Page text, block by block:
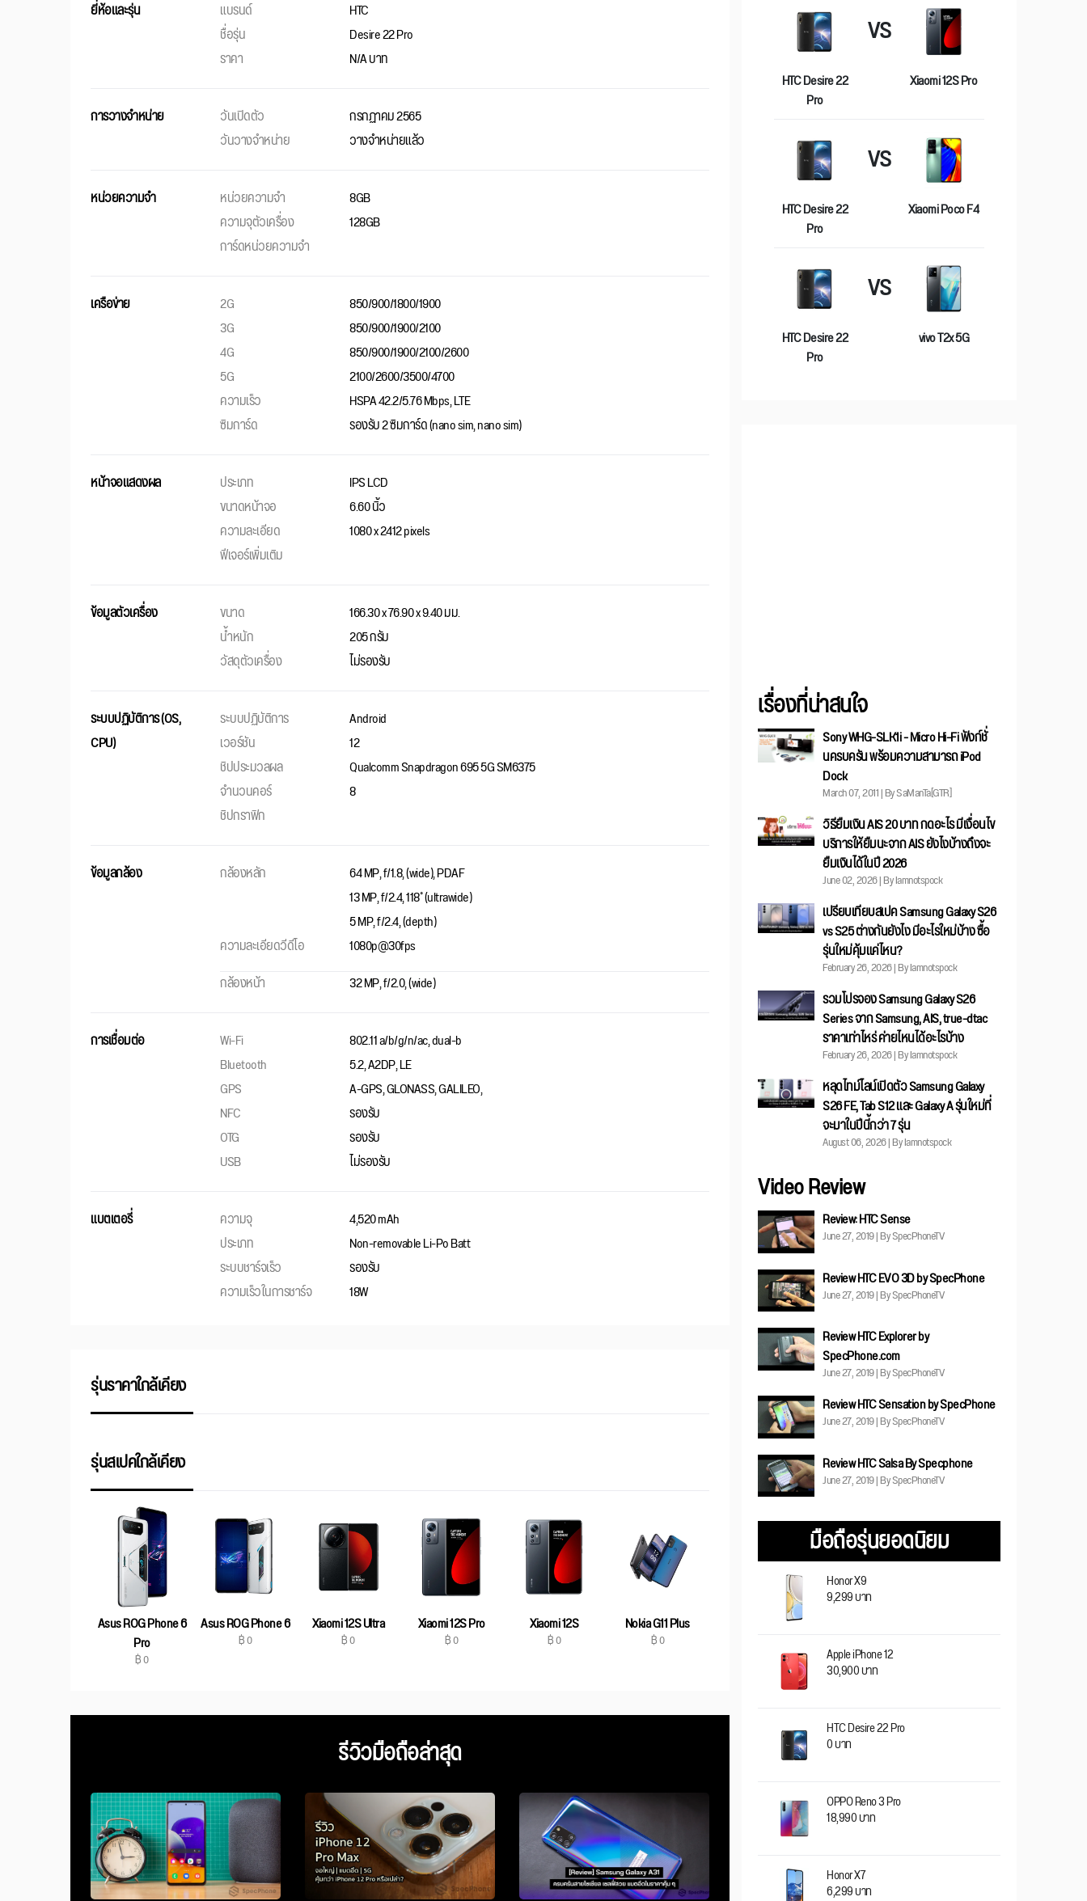
ยี่ห้อและรุ่น แบรนด์
HTC
ชื่อรุ่น
Desire 22 Pro
ราคา
N/A บาท
การวางจำหน่าย วันเปิดตัว
กรกฏาคม 2565
วันวางจำหน่าย
วางจำหน่ายแล้ว
หน่วยความจำ หน่วยความจำ
8GB
ความจุตัวเครื่อง
128GB
การ์ดหน่วยความจำ
เครือข่าย 2G
850/900/1800/1900
3G
850/900/1900/2100
4G
850/900/1900/2100/2600
5G
2100/2600/3500/4700
ความเร็ว
HSPA 42.2/5.76 Mbps, LTE
ซิมการ์ด
รองรับ 2 ซิมการ์ด (nano sim, nano sim)
หน้าจอแสดงผล ประเภท
IPS LCD
ขนาดหน้าจอ
6.60 นิ้ว
ความละเอียด
1080 x 2412 pixels
ฟีเจอร์เพิ่มเติม
ข้อมูลตัวเครื่อง ขนาด
166.30 x 76.90 x 9.40 มม.
น้ำหนัก
205 กรัม
วัสดุตัวเครื่อง
ไม่รองรับ
ระบบปฏิบัติการ (OS,
CPU)
ระบบปฏิบัติการ
Android
เวอร์ชัน
12
ชิปประมวลผล
Qualcomm Snapdragon 695 5G SM6375
จำนวนคอร์
8
ชิปกราฟิก
ข้อมูลกล้อง กล้องหลัก
64 MP, f/1.8, (wide), PDAF
13 MP, f/2.4, 118˚ (ultrawide)
5 MP, f/2.4, (depth)
ความละเอียดวีดีโอ
1080p@30fps
กล้องหน้า
32 MP, f/2.0, (wide)
การเชื่อมต่อ Wi-Fi
802.11 a/b/g/n/ac, dual-b
Bluetooth
5.2, A2DP, LE
GPS
A-GPS, GLONASS, GALILEO,
NFC
รองรับ
OTG
รองรับ
USB
ไม่รองรับ
แบตเตอรี่ ความจุ
4,520 mAh
ประเภท
Non-removable Li-Po Batt
ระบบชาร์จเร็ว
รองรับ
ความเร็วในการชาร์จ
18W
รุ่นราคาใกล้เคียง
รุ่นสเปคใกล้เคียง
Asus ROG Phone 6
Pro
฿ 0
Asus ROG Phone 6
฿ 0
Xiaomi 12S Ultra
฿ 0
Xiaomi 12S Pro
฿ 0
Xiaomi 12S
฿ 0
Nokia G11 Plus
฿ 0
รีวิวมือถือล่าสุด
HTC Desire 22
Pro
VS
Xiaomi 12S Pro
HTC Desire 22
Pro
VS
Xiaomi Poco F4
HTC Desire 22
Pro
VS
vivo T2x 5G
เรื่องที่น่าสนใจ
Sony WHG-SLK1i - Micro Hi-Fi ฟังก์ชั่
นครบครัน พร้อมความสามารถ iPod
Dock
March 07, 2011 | By SaManTa[GTR]
วิธียืมเงิน AIS 20 บาท กดอะไร มีเงื่อนไข
บริการให้ยืมนะจาก AIS ยังไงบ้างถึงจะ
ยืมเงินได้ในปี 2026
June 02, 2026 | By Iamnotspock
เปรียบเทียบสเปค Samsung Galaxy S26
vs S25 ต่างกันยังไง มีอะไรใหม่บ้าง ซื้อ
รุ่นใหม่คุ้มแค่ไหน?
February 26, 2026 | By Iamnotspock
รวมโปรจอง Samsung Galaxy S26
Series จาก Samsung, AIS, true-dtac
ราคาเท่าไหร่ ค่ายไหนได้อะไรบ้าง
February 26, 2026 | By Iamnotspock
หลุดไทม์ไลน์เปิดตัว Samsung Galaxy
S26 FE, Tab S12 และ Galaxy A รุ่นใหม่ที่
จะมาในปีนี้กว่า 7 รุ่น
August 06, 2026 | By Iamnotspock
Video Review
Review: HTC Sense
June 27, 2019 | By SpecPhoneTV
Review HTC EVO 3D by SpecPhone
June 27, 2019 | By SpecPhoneTV
Review HTC Explorer by
SpecPhone.com
June 27, 2019 | By SpecPhoneTV
Review HTC Sensation by SpecPhone
June 27, 2019 | By SpecPhoneTV
Review HTC Salsa By Specphone
June 27, 2019 | By SpecPhoneTV
มือถือรุ่นยอดนิยม
Honor X9
9,299 บาท
Apple iPhone 12
30,900 บาท
HTC Desire 22 Pro
0 บาท
OPPO Reno 3 Pro
18,990 บาท
Honor X7
6,299 บาท